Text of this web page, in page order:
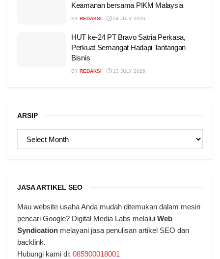
Keamanan bersama PIKM Malaysia
BY REDAKSI 24 JULY 2026
HUT ke-24 PT Bravo Satria Perkasa,
Perkuat Semangat Hadapi Tantangan
Bisnis
BY REDAKSI 13 JULY 2026
ARSIP
JASA ARTIKEL SEO
Mau website usaha Anda mudah ditemukan dalam mesin
pencari Google? Digital Media Labs melalui Web
Syndication melayani jasa penulisan artikel SEO dan
backlink.
Hubungi kami di: 085900018001